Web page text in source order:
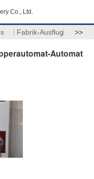
Co., Ltd.
Fabrik-Ausflug >>
Automat